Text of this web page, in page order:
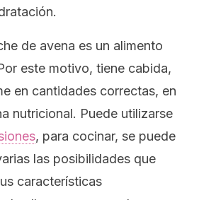
de avena es un alimento
este motivo, tiene cabida,
en cantidades correctas, en
nutricional. Puede utilizarse
, para cocinar, se puede
las posibilidades que
características